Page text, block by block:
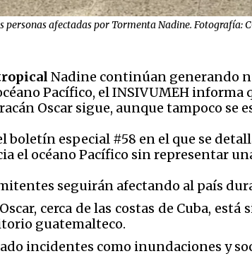
afectadas por Tormenta Nadine. Fotografía:
Nadine continúan generando
Pacífico, el INSIVUMEH
Oscar sigue, aunque tampoco se
boletín especial #58 en el que se
el océano Pacífico sin representar
seguirán afectando al país
cerca de las costas de Cuba,
guatemalteco.
incidentes como inundaciones y